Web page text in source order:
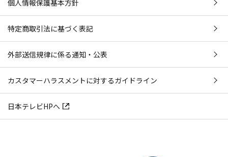
個人情報保護基本方針
特定商取引法に基づく表記
外部送信規律に係る通知・公表
カスタマーハラスメントに対するガイドライン
日本テレビHPへ